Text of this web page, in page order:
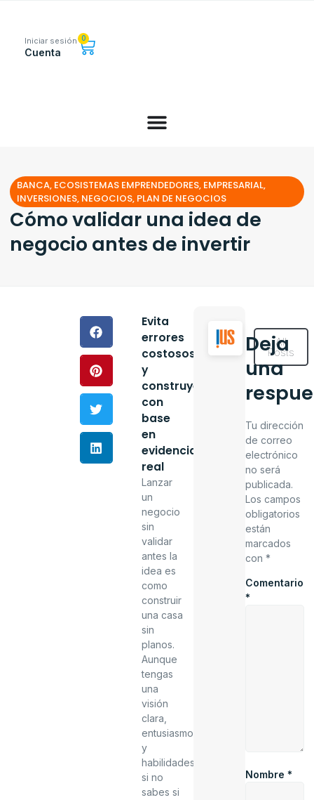
Iniciar sesión
Cuenta
0
BANCA, ECOSISTEMAS EMPRENDEDORES, EMPRESARIAL,
INVERSIONES, NEGOCIOS, PLAN DE NEGOCIOS
Cómo validar una idea de
negocio antes de invertir
Evita
errores
costosos
y
construye
con
base
en
evidencia
real
Lanzar
un
negocio
sin
validar
antes la
idea es
como
construir
una casa
sin
planos.
Aunque
tengas
una
visión
clara,
entusiasmo
y
habilidades,
si no
sabes si
All
Posts
Deja
una
Tu dirección
de correo
electrónico
no será
publicada.
Los campos
obligatorios
están
marcados
con*
Comentario
*
Nombre*